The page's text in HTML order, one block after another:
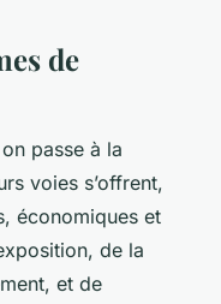
de
passe à la
voies s’offrent,
économiques et
de la
et de